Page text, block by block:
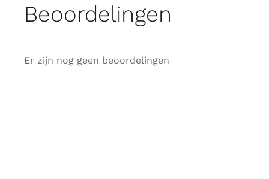
Beoordelingen
Er zijn nog geen beoordelingen